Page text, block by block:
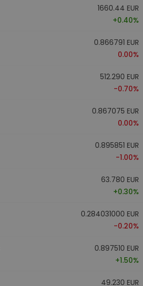
1660.44 EUR
+0.40%
0.866791 EUR
0.00%
512.290 EUR
-0.70%
0.867075 EUR
0.00%
0.895851 EUR
-1.00%
63.780 EUR
+0.30%
0.284031000 EUR
-0.20%
0.897510 EUR
+1.50%
49.230 EUR